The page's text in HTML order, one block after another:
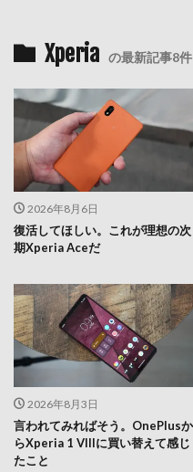
Xperia の最新記事8件
2026年8月6日
復活してほしい。これが理想の次
期Xperia Aceだ
2026年8月3日
言われてみればそう。OnePlusか
らXperia 1 VIIIに買い替えて感じ
たこと